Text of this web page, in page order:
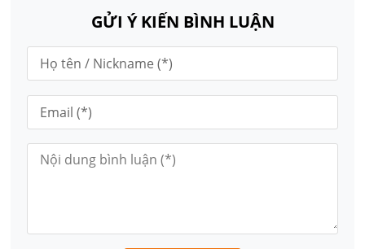
GỬI Ý KIẾN BÌNH LUẬN